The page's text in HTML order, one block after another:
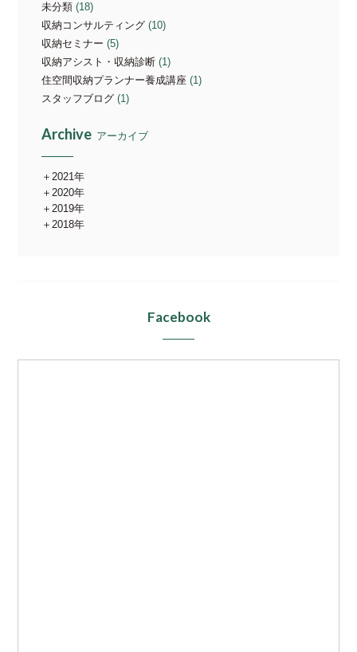
未分類 (18)
収納コンサルティング (10)
収納セミナー (5)
収納アシスト・収納診断 (1)
住空間収納プランナー養成講座 (1)
スタッフブログ (1)
Archive アーカイブ
2021年
2020年
2019年
2018年
Facebook